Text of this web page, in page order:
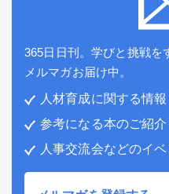
365日日刊。学びと挑戦を
メルマガお届け中。
人材育成に関する情報
参考になる本のご紹介
人事交流会などのイ